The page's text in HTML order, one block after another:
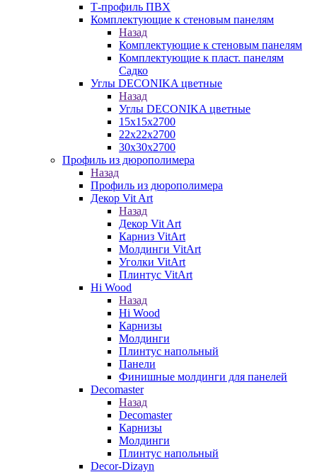
Т-профиль ПВХ
Комплектующие к стеновым панелям
Назад
Комплектующие к стеновым панелям
Комплектующие к пласт. панелям
Садко
Углы DECONIKA цветные
Назад
Углы DECONIKA цветные
15х15х2700
22х22х2700
30х30х2700
Профиль из дюрополимера
Назад
Профиль из дюрополимера
Декор Vit Art
Назад
Декор Vit Art
Карниз VitArt
Молдинги VitArt
Уголки VitArt
Плинтус VitArt
Hi Wood
Назад
Hi Wood
Карнизы
Молдинги
Плинтус напольный
Панели
Финишные молдинги для панелей
Decomaster
Назад
Decomaster
Карнизы
Молдинги
Плинтус напольный
Decor-Dizayn